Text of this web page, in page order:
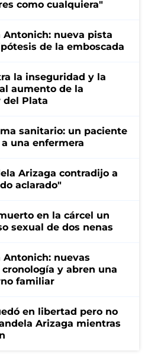
como cualquiera"
Antonich: nueva pista
de la emboscada
la inseguridad y la
aumento de la
del Plata
sanitario: un paciente
una enfermera
Arizaga contradijo a
aclarado"
en la cárcel un
sexual de dos nenas
nuevas
y abren una
familiar
en libertad pero no
Arizaga mientras